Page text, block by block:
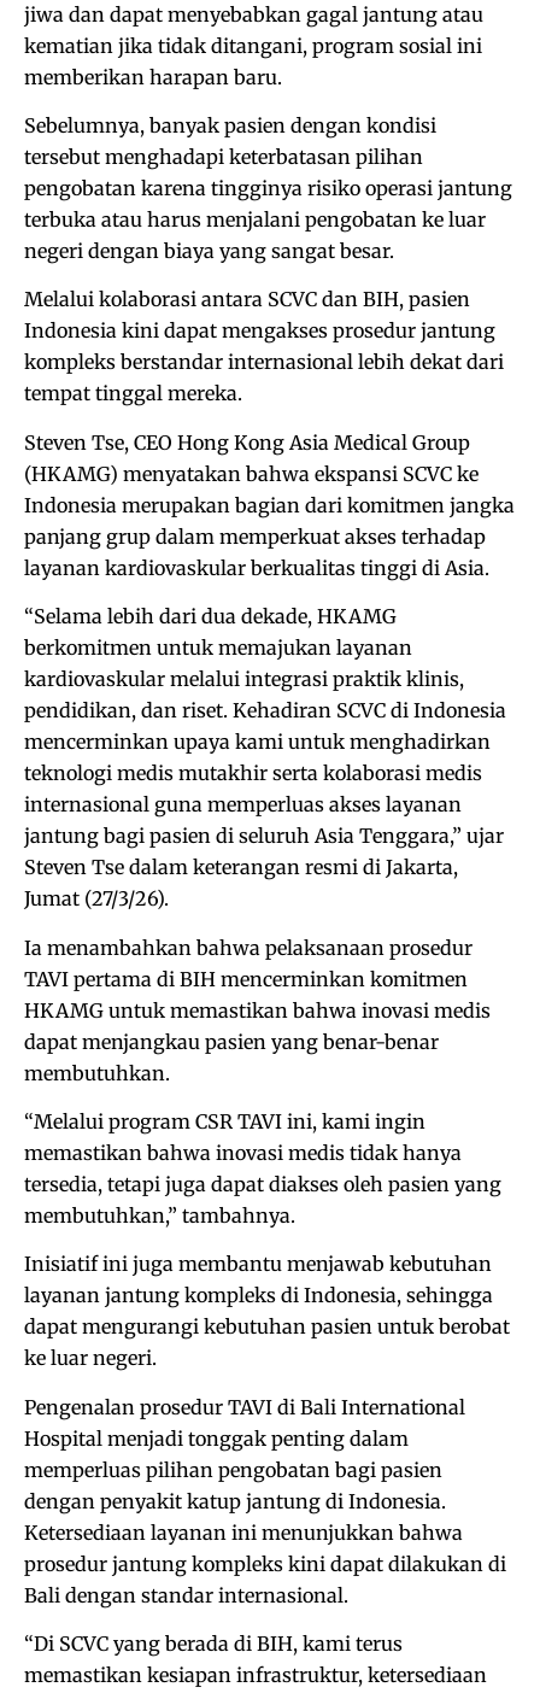
jiwa dan dapat menyebabkan gagal jantung atau
kematian jika tidak ditangani, program sosial ini
memberikan harapan baru.
Sebelumnya, banyak pasien dengan kondisi
tersebut menghadapi keterbatasan pilihan
pengobatan karena tingginya risiko operasi jantung
terbuka atau harus menjalani pengobatan ke luar
negeri dengan biaya yang sangat besar.
Melalui kolaborasi antara SCVC dan BIH, pasien
Indonesia kini dapat mengakses prosedur jantung
kompleks berstandar internasional lebih dekat dari
tempat tinggal mereka.
Steven Tse, CEO Hong Kong Asia Medical Group
(HKAMG) menyatakan bahwa ekspansi SCVC ke
Indonesia merupakan bagian dari komitmen jangka
panjang grup dalam memperkuat akses terhadap
layanan kardiovaskular berkualitas tinggi di Asia.
“Selama lebih dari dua dekade, HKAMG
berkomitmen untuk memajukan layanan
kardiovaskular melalui integrasi praktik klinis,
pendidikan, dan riset. Kehadiran SCVC di Indonesia
mencerminkan upaya kami untuk menghadirkan
teknologi medis mutakhir serta kolaborasi medis
internasional guna memperluas akses layanan
jantung bagi pasien di seluruh Asia Tenggara,” ujar
Steven Tse dalam keterangan resmi di Jakarta,
Jumat (27/3/26).
Ia menambahkan bahwa pelaksanaan prosedur
TAVI pertama di BIH mencerminkan komitmen
HKAMG untuk memastikan bahwa inovasi medis
dapat menjangkau pasien yang benar-benar
membutuhkan.
“Melalui program CSR TAVI ini, kami ingin
memastikan bahwa inovasi medis tidak hanya
tersedia, tetapi juga dapat diakses oleh pasien yang
membutuhkan,” tambahnya.
Inisiatif ini juga membantu menjawab kebutuhan
layanan jantung kompleks di Indonesia, sehingga
dapat mengurangi kebutuhan pasien untuk berobat
ke luar negeri.
Pengenalan prosedur TAVI di Bali International
Hospital menjadi tonggak penting dalam
memperluas pilihan pengobatan bagi pasien
dengan penyakit katup jantung di Indonesia.
Ketersediaan layanan ini menunjukkan bahwa
prosedur jantung kompleks kini dapat dilakukan di
Bali dengan standar internasional.
“Di SCVC yang berada di BIH, kami terus
memastikan kesiapan infrastruktur, ketersediaan